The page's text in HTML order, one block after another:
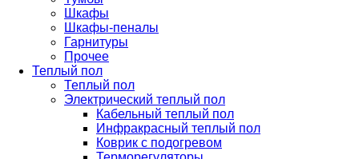
Шкафы
Шкафы-пеналы
Гарнитуры
Прочее
Теплый пол
Теплый пол
Электрический теплый пол
Кабельный теплый пол
Инфракрасный теплый пол
Коврик с подогревом